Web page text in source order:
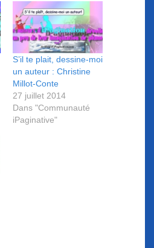
S’il te plait, dessine-moi
un auteur : Christine
Millot-Conte
27 juillet 2014
Dans "Communauté
iPaginative"